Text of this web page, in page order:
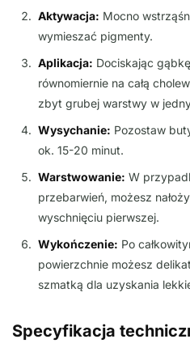
Aktywacja: Mocno
wymieszać pigmenty.
Aplikacja: Dociskając
równomiernie na całą
zbyt grubej warstwy w
Wysychanie: Pozostaw
ok. 15-20 minut.
Warstwowanie: W
przebarwień, możesz
wyschnięciu pierwszej.
Wykończenie: Po
powierzchnie możesz
szmatką dla uzyskania
Specyfikacja